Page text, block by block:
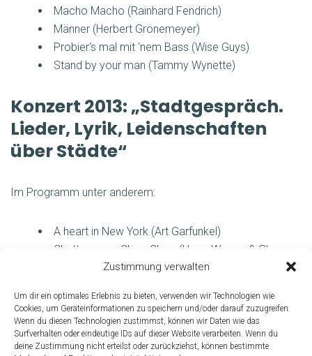
Zustimmung verwalten
Um dir ein optimales Erlebnis zu bieten, verwenden wir Technologien wie
Cookies, um Geräteinformationen zu speichern und/oder darauf zuzugreifen.
Wenn du diesen Technologien zustimmst, können wir Daten wie das
Surfverhalten oder eindeutige IDs auf dieser Website verarbeiten. Wenn du
deine Zustimmung nicht erteilst oder zurückziehst, können bestimmte
Macho Macho (Rainhard Fendrich)
Männer (Herbert Grönemeyer)
Probier‘s mal mit ‘nem Bass (Wise Guys)
Stand by your man (Tammy Wynette)
Konzert 2013: „Stadtgespräch.
Lieder, Lyrik, Leidenschaften
über Städte“
Im Programm unter anderem:
A heart in New York (Art Garfunkel)
Chattanooga Choo Choo (Harry Warren & Glenn
Ich war noch niemals in New York (Udo Jürgens)
Sonderzug nach Pankow (Udo Lindenberg)